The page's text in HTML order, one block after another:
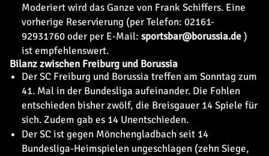
Moderiert wird das Ganze von Frank Schiffers. Eine
vorherige Reservierung (per Telefon: 02161-
92931760 oder per E-Mail: sportsbar@borussia.de)
ist empfehlenswert.
Bilanz zwischen Freiburg und Borussia
Der SC Freiburg und Borussia treffen am Sonntag zum
41. Mal in der Bundesliga aufeinander. Die Fohlen
entschieden bisher zwölf, die Breisgauer 14 Spiele für
sich. Zudem gab es 14 Unentschieden.
Der SC ist gegen Mönchengladbach seit 14
Bundesliga-Heimspielen ungeschlagen (zehn Siege,